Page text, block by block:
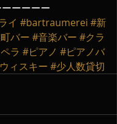
ーーーー
イ #bartraumerei #新
バー #音楽バー #クラ
ラ #ピアノ #ピアノバ
ィスキー #少人数貸切